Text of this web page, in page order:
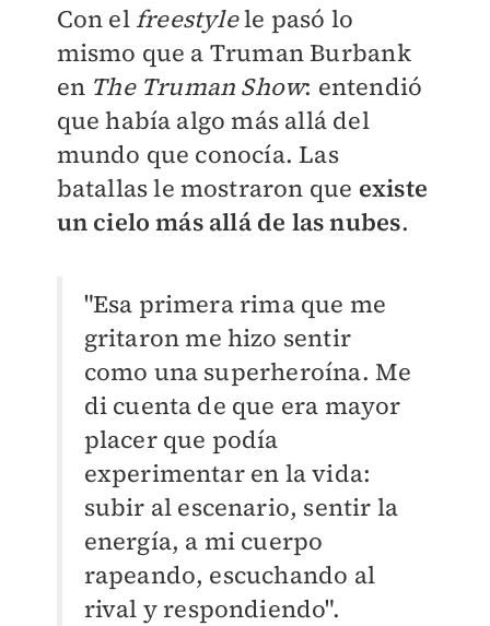
Con el freestylele pasó lo
mismo que a Truman Burbank
enThe Truman Show: entendió
que había algo más allá del
mundo que conocía. Las
batallas le mostraron que existe
un cielo más allá de las nubes.
"Esa primera rima que me
gritaron me hizo sentir
como una superheroína. Me
di cuenta de que era mayor
placer que podía
experimentar en la vida:
subir al escenario, sentir la
energía, a mi cuerpo
rapeando, escuchando al
rival y respondiendo".